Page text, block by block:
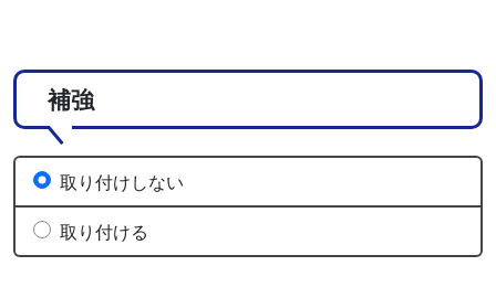
補強
取り付けしない
取り付ける